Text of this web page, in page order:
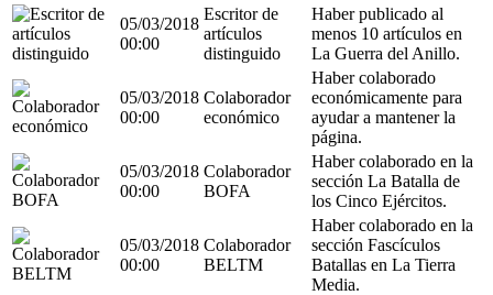
05/03/2018
00:00
Escritor de
artículos
distinguido
Haber publicado al
menos 10 artículos en
La Guerra del Anillo.
05/03/2018
00:00
Colaborador
económico
Haber colaborado
económicamente para
ayudar a mantener la
página.
05/03/2018
00:00
Colaborador
BOFA
Haber colaborado en la
sección La Batalla de
los Cinco Ejércitos.
05/03/2018
00:00
Colaborador
BELTM
Haber colaborado en la
sección Fascículos
Batallas en La Tierra
Media.